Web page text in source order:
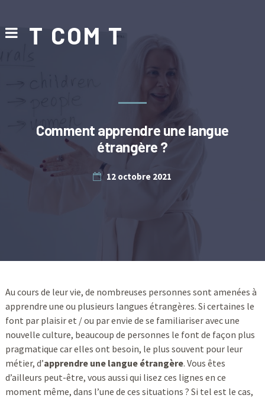
T COM T
Comment apprendre une langue
étrangère ?
12 octobre 2021
Au cours de leur vie, de nombreuses personnes sont amenées à
apprendre une ou plusieurs langues étrangères. Si certaines le
font par plaisir et / ou par envie de se familiariser avec une
nouvelle culture, beaucoup de personnes le font de façon plus
pragmatique car elles ont besoin, le plus souvent pour leur
métier, d’apprendre une langue étrangère. Vous êtes
d’ailleurs peut-être, vous aussi qui lisez ces lignes en ce
moment même, dans l’une de ces situations ? Si tel est le cas,